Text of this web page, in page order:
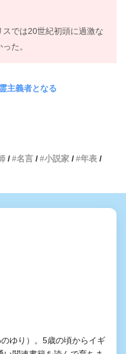
では20世紀初頭に過激な
た。
主義者となる
名言 小説家
年表
ゆり）。5歳の頃からイギ